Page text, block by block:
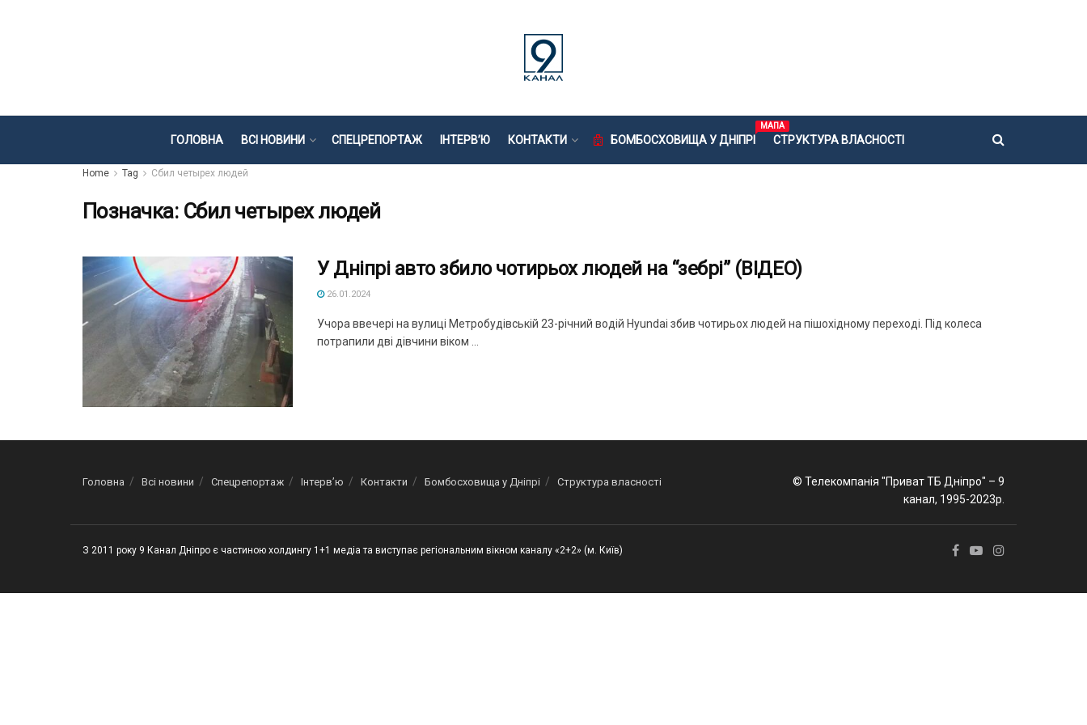
ГОЛОВНА ВСІ НОВИНИ СПЕЦРЕПОРТАЖ ІНТЕРВ’Ю КОНТАКТИ БОМБОСХОВИЩА У ДНІПРІ
МАПА
СТРУКТУРА ВЛАСНОСТІ
Home Tag Сбил четырех людей
Позначка: Сбил четырех людей
У Дніпрі авто збило чотирьох людей на “зебрі” (ВІДЕО)
26.01.2024
Учора ввечері на вулиці Метробудівській 23-річний водій Hyundai збив чотирьох людей на пішохідному переході. Під колеса
потрапили дві дівчини віком ...
Головна Всі новини Спецрепортаж Інтерв’ю Контакти Бомбосховища у Дніпрі Структура власності
© Телекомпанія "Приват ТБ Дніпро" – 9
канал, 1995-2023р.
З 2011 року 9 Канал Дніпро є частиною холдингу 1+1 медіа та виступає регіональним вікном каналу «2+2» (м. Київ)